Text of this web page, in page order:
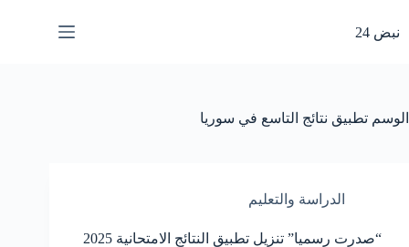
المحتوى
نبض 24
الوسم تطبيق نتائج التاسع في سوريا
الدراسة والتعليم
“صدرت رسميا” تنزيل تطبيق النتائج الامتحانية 2025